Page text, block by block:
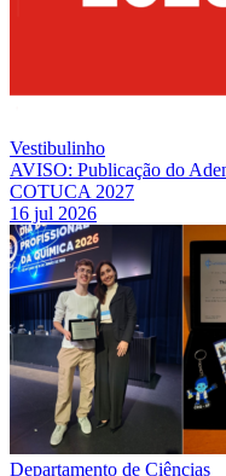
Vestibulinho
AVISO: Publicação do
COTUCA 2027
16 jul 2026
Departamento de Ciências